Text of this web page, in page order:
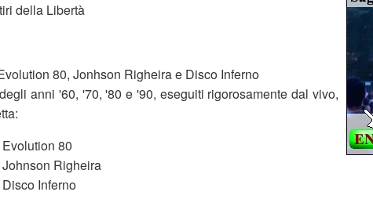
della Libertà
80, Jonhson Righeira e Disco Inferno
anni '60, '70, '80 e '90, eseguiti rigorosamente dal vivo,
80
Righeira
Inferno